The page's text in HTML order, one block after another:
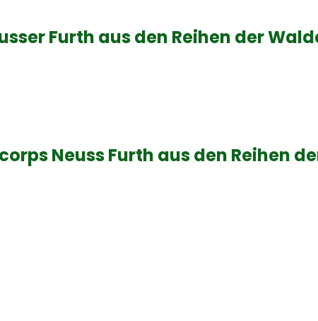
Furth aus den Reihen der
Neuss Furth aus den Reihen